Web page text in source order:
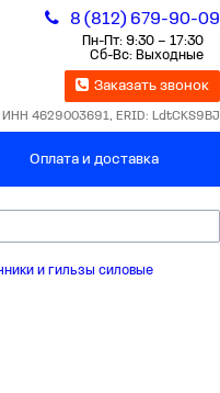
8 (812) 679-90-09
Пн-Пт: 9:30 – 17:30
Сб-Вс: Выходные
Заказать звонок
4629003691, ERID: LdtCKS9BJ
Оплата и доставка
и гильзы силовые